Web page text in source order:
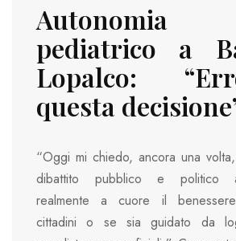
Autonomia
pediatrico a
Lopalco:
questa
“Oggi mi chiedo, ancora una
dibattito pubblico e politico
realmente a cuore il
cittadini o se sia guidato da